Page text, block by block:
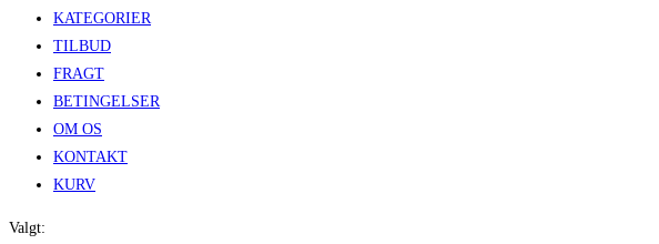
KATEGORIER
TILBUD
FRAGT
BETINGELSER
OM OS
KONTAKT
KURV
Valgt: